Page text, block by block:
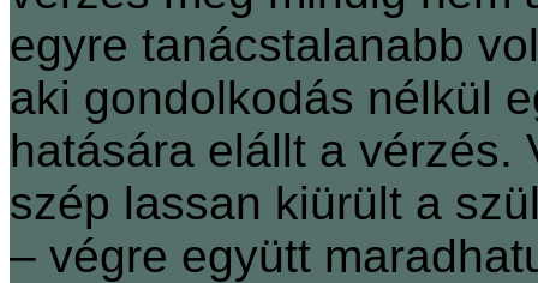
egyre tanácstalanabb
aki gondolkodás nélkül
hatására elállt a vérzés.
szép lassan kiürült a
– végre együtt